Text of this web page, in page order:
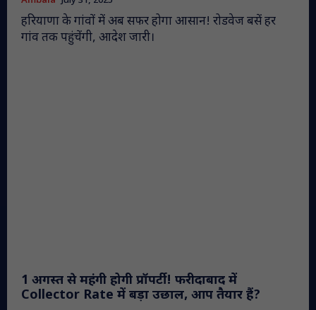
हरियाणा के गांवों में अब सफर होगा आसान! रोडवेज बसें हर
गांव तक पहुंचेंगी, आदेश जारी।
1 अगस्त से महंगी होगी प्रॉपर्टी! फरीदाबाद में
Collector Rate में बड़ा उछाल, आप तैयार हैं?